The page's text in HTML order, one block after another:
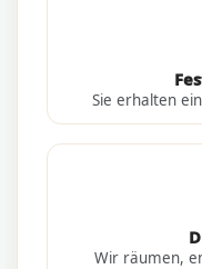
Sie erhalten
Wir räumen,